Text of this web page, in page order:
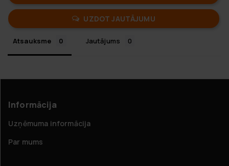
UZDOT JAUTĀJUMU
Atsauksme Jautājums
Informācija
Uzņēmuma informācija
Par mums